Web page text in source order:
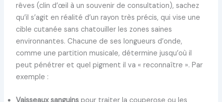
rêves (clin d’œil à un souvenir de consultation), sachez
qu’il s’agit en réalité d’un rayon très précis, qui vise une
cible cutanée sans chatouiller les zones saines
environnantes. Chacune de ses longueurs d’onde,
comme une partition musicale, détermine jusqu’où il
peut pénétrer et quel pigment il va « reconnaître ». Par
exemple :